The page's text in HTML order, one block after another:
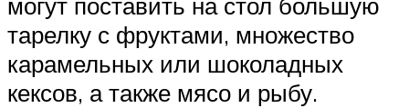
тарелку с фруктами, множество
карамельных или шоколадных
кексов, а также мясо и рыбу.